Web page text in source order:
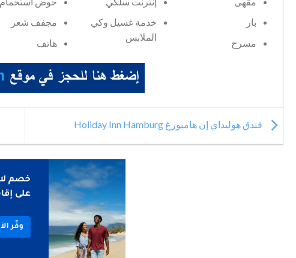
بار
مسرح
خدمة غسيل وكي
الملابس
مجفف شعر
هاتف
فندق هوليداي إن هامبورغ Holiday Inn Hamburg